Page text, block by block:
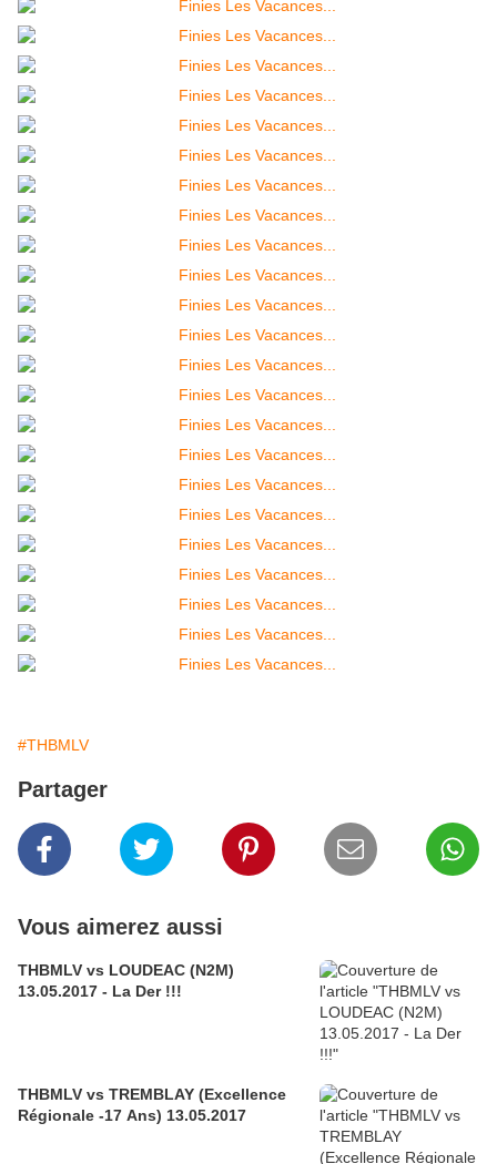
#THBMLV
Partager
Vous aimerez aussi
THBMLV vs LOUDEAC (N2M)
13.05.2017 - La Der !!!
THBMLV vs TREMBLAY (Excellence
Régionale -17 Ans) 13.05.2017